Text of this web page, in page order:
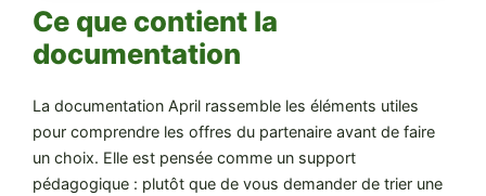
Ce que contient la
documentation
La documentation April rassemble les éléments utiles
pour comprendre les offres du partenaire avant de faire
un choix. Elle est pensée comme un support
pédagogique : plutôt que de vous demander de trier une